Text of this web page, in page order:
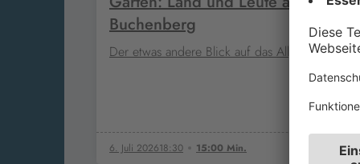
Buchenberg
Der etwas andere Blick auf das Allgäu – 6.
6. Juli 202618:30 15:00 Min.